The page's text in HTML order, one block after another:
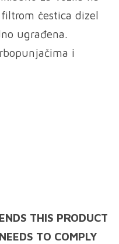
čestica dizel
ugrađena.
i
THIS PRODUCT
TO COMPLY